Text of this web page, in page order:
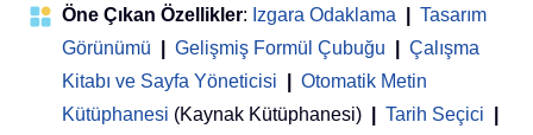
Öne Çıkan Özellikler: Izgara Odaklama
Tasarım
Görünümü
Gelişmiş Formül Çubuğu
Çalışma
Kitabı ve Sayfa Yöneticisi
Otomatik Metin
Kütüphanesi (Kaynak Kütüphanesi) Tarih Seçici